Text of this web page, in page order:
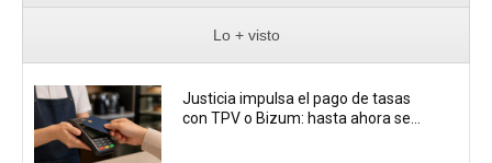
Lo + visto
Justicia impulsa el pago de tasas
con TPV o Bizum: hasta ahora se...